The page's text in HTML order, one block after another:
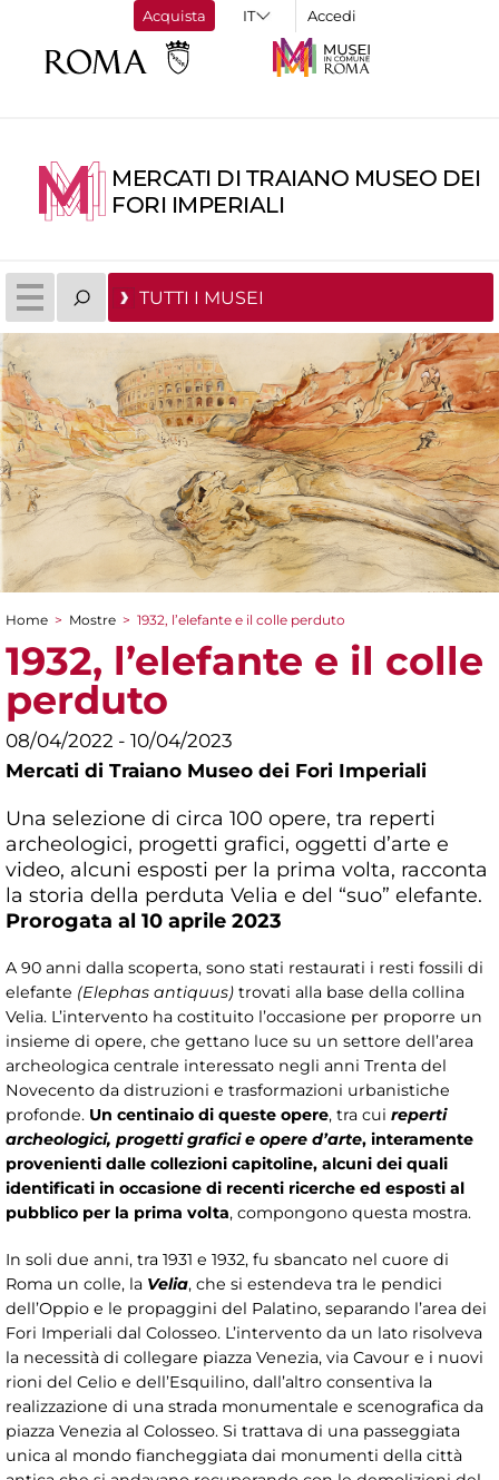
Acquista Accedi
MERCATI DI TRAIANO MUSEO DEI
FORI IMPERIALI
TUTTI I MUSEI
Tu sei qui
Home > Mostre > 1932, l’elefante e il colle perduto
1932, l’elefante e il colle
perduto
08/04/2022 - 10/04/2023
Mercati di Traiano Museo dei Fori Imperiali
Una selezione di circa 100 opere, tra reperti
archeologici, progetti grafici, oggetti d’arte e
video, alcuni esposti per la prima volta, racconta
la storia della perduta Velia e del “suo” elefante.
Prorogata al 10 aprile 2023
A 90 anni dalla scoperta, sono stati restaurati i resti fossili di
elefante (Elephas antiquus) trovati alla base della collina
Velia. L’intervento ha costituito l’occasione per proporre un
insieme di opere, che gettano luce su un settore dell’area
archeologica centrale interessato negli anni Trenta del
Novecento da distruzioni e trasformazioni urbanistiche
profonde. Un centinaio di queste opere, tra cui reperti
archeologici, progetti grafici e opere d’arte, interamente
provenienti dalle collezioni capitoline, alcuni dei quali
identificati in occasione di recenti ricerche ed esposti al
pubblico per la prima volta, compongono questa mostra.
In soli due anni, tra 1931 e 1932, fu sbancato nel cuore di
Roma un colle, la Velia, che si estendeva tra le pendici
dell’Oppio e le propaggini del Palatino, separando l’area dei
Fori Imperiali dal Colosseo. L’intervento da un lato risolveva
la necessità di collegare piazza Venezia, via Cavour e i nuovi
rioni del Celio e dell’Esquilino, dall’altro consentiva la
realizzazione di una strada monumentale e scenografica da
piazza Venezia al Colosseo. Si trattava di una passeggiata
unica al mondo fiancheggiata dai monumenti della città